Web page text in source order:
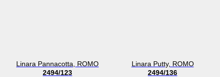
Linara Pannacotta, ROMO
2494/123
Linara Putty, ROMO
2494/136